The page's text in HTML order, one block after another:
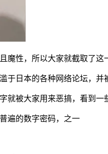
魔性，所以大家就截取了这
于日本的各种网络论坛，并
就被大家用来恶搞，看到
遍的数字密码，之一